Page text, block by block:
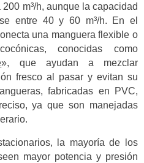
m³/h, aunque la capacidad
entre 40 y 60 m³/h. En el
una manguera flexible o
conocidas como
», que ayudan a mezclar
fresco al pasar y evitan su
fabricadas en PVC,
ya que son manejadas
la mayoría de los
mayor potencia y presión